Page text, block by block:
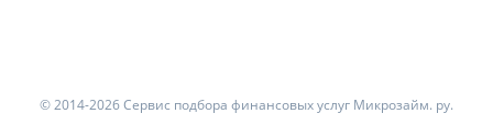
© 2014-2026 Сервис подбора финансовых услуг Микрозайм. ру.